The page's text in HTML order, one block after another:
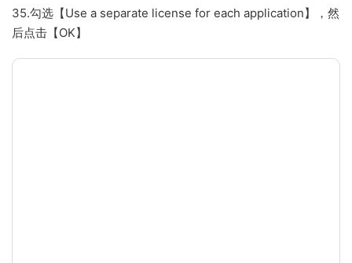
35.勾选【Use a separate license for each application】，然
后点击【OK】